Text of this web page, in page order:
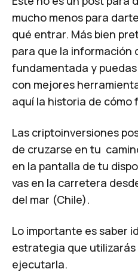
mucho menos para
qué entrar. Más bien
para que la información
fundamentada y
con mejores
aquí la historia de cómo
Las criptoinversiones
de cruzarse en tu
en la pantalla de tu
vas en la carretera
del mar (Chile).
Lo importante es saber
estrategia que
ejecutarla.